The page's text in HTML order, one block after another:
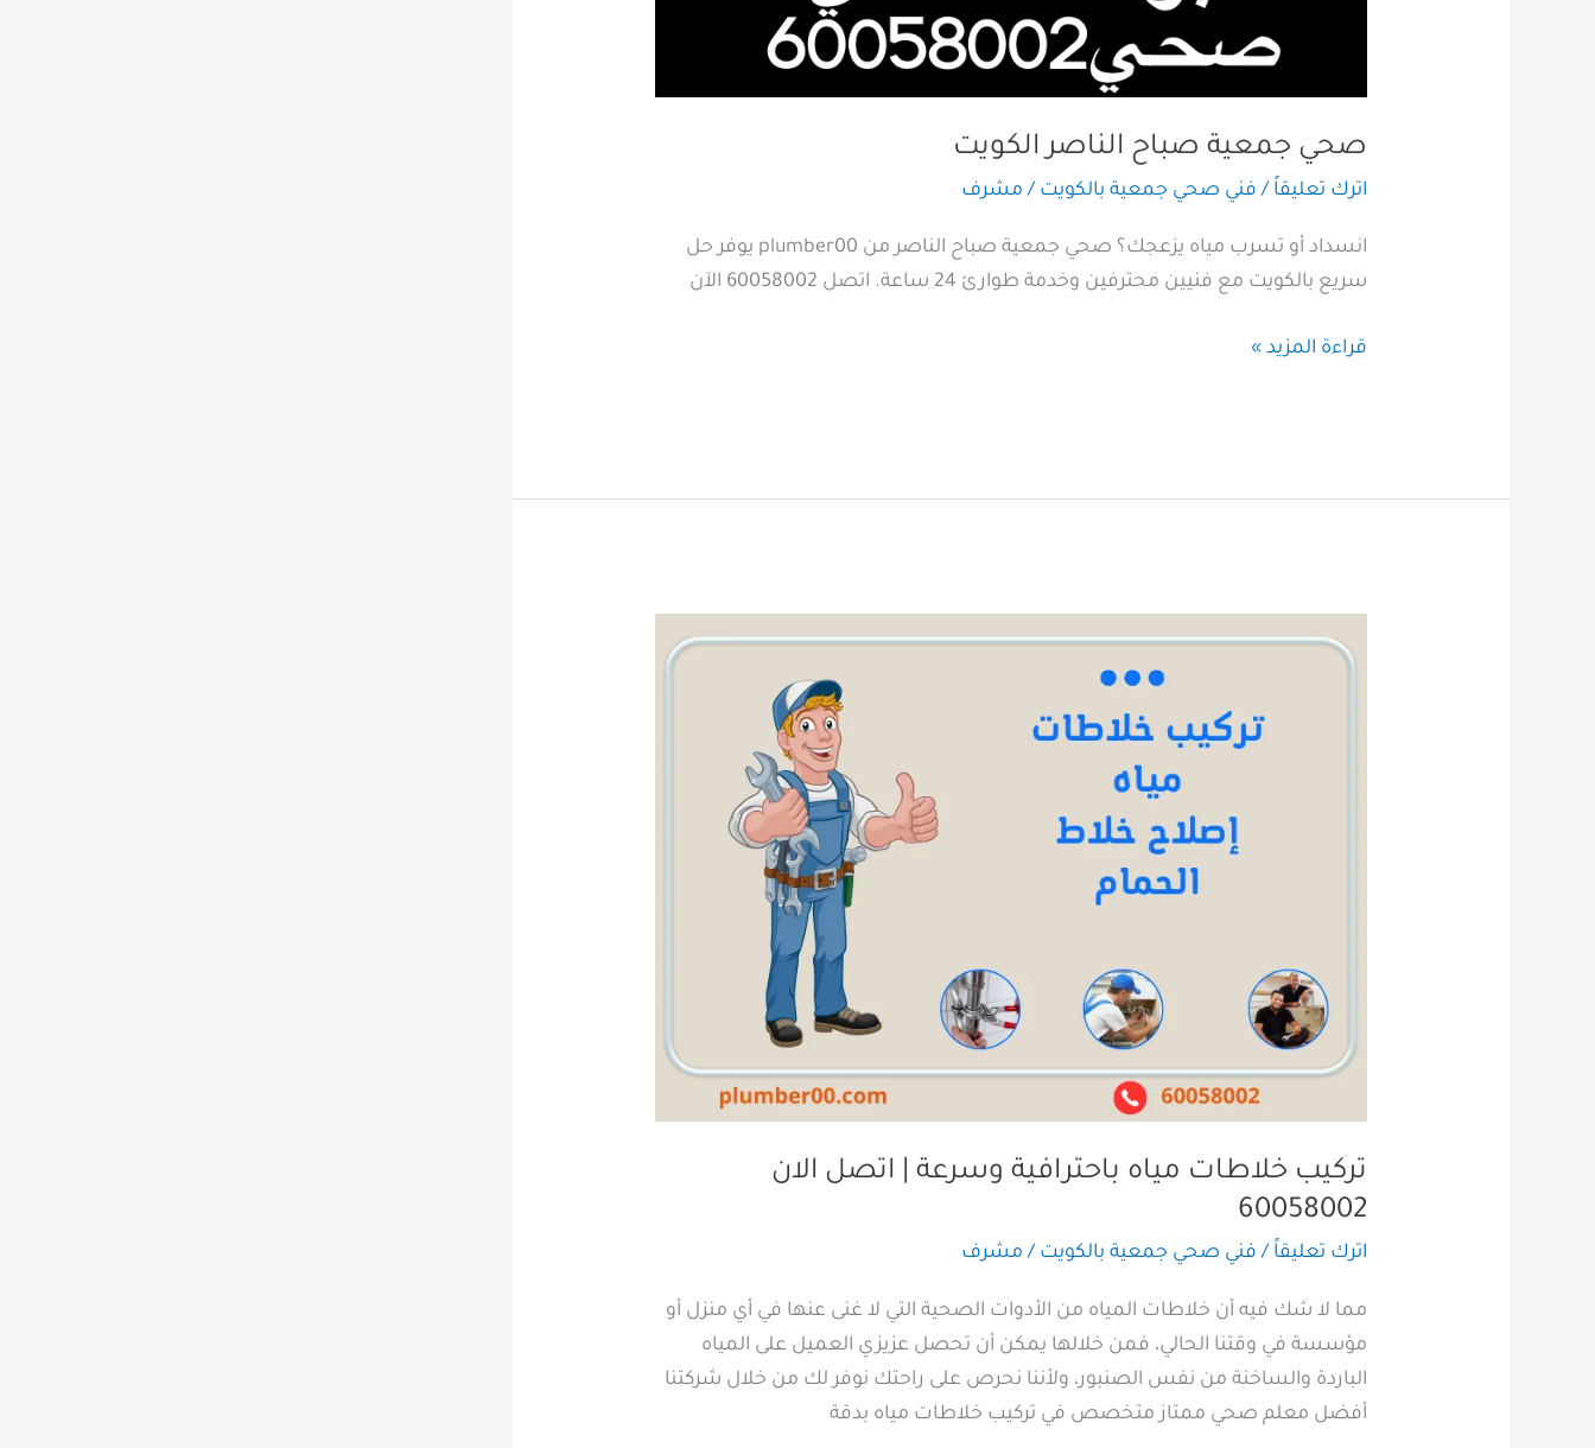
صحي جمعية صباح الناصر الكويت
اترك تعليقاً / فني صحي جمعية بالكويت / مشرف
انسداد أو تسرب مياه يزعجك؟ صحي جمعية صباح الناصر من plumber00 يوفر حل
سريع بالكويت مع فنيين محترفين وخدمة طوارئ 24 ساعة. اتصل 60058002 الآن
قراءة المزيد »
تركيب خلاطات مياه باحترافية وسرعة | اتصل الان
60058002
اترك تعليقاً / فني صحي جمعية بالكويت / مشرف
مما لا شك فيه أن خلاطات المياه من الأدوات الصحية التي لا غنى عنها في أي منزل أو
مؤسسة في وقتنا الحالي، فمن خلالها يمكن أن تحصل عزيزي العميل على المياه
الباردة والساخنة من نفس الصنبور، ولأننا نحرص على راحتك نوفر لك من خلال شركتنا
أفضل معلم صحي ممتاز متخصص في تركيب خلاطات مياه بدقة
خلاطات